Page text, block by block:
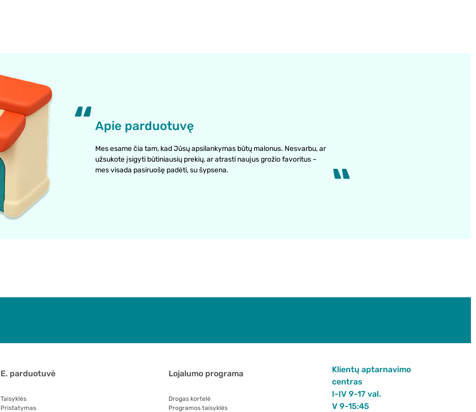
Apie parduotuvę
Mes esame čia tam, kad Jūsų apsilankymas būtų malonus. Nesvarbu, ar
užsukote įsigyti būtiniausių prekių, ar atrasti naujus grožio favoritus –
mes visada pasiruošę padėti, su šypsena.
E. parduotuvė
Taisyklės
Pristatymas
Lojalumo programa
Drogas kortelė
Programos taisyklės
Klientų aptarnavimo
centras
I-IV 9-17 val.
V 9-15:45